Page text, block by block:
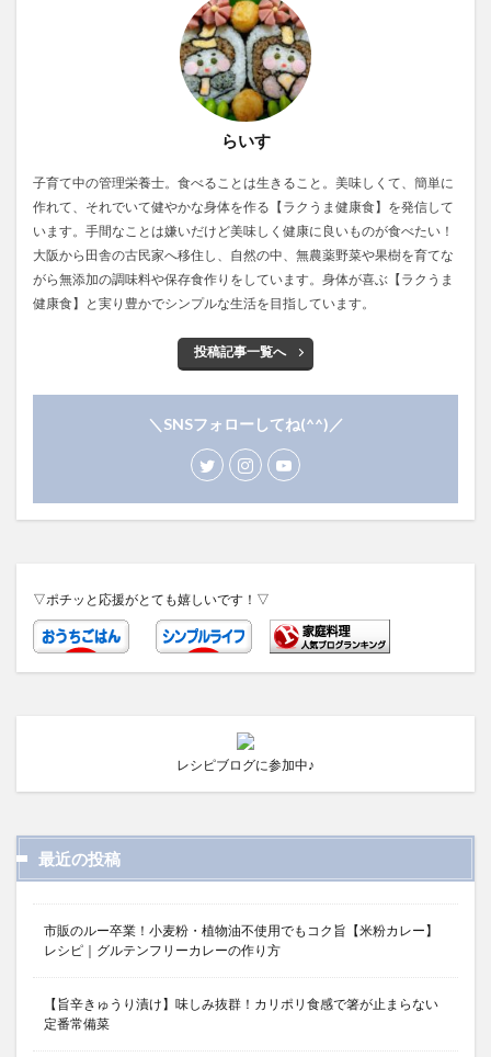
らいす
子育て中の管理栄養士。食べることは生きること。美味しくて、簡単に
作れて、それでいて健やかな身体を作る【ラクうま健康食】を発信して
います。手間なことは嫌いだけど美味しく健康に良いものが食べたい！
大阪から田舎の古民家へ移住し、自然の中、無農薬野菜や果樹を育てな
がら無添加の調味料や保存食作りをしています。身体が喜ぶ【ラクうま
健康食】と実り豊かでシンプルな生活を目指しています。
投稿記事一覧へ
＼SNSフォローしてね(^^)／
▽ポチッと応援がとても嬉しいです！▽
レシピブログに参加中♪
最近の投稿
市販のルー卒業！小麦粉・植物油不使用でもコク旨【米粉カレー】
レシピ｜グルテンフリーカレーの作り方
【旨辛きゅうり漬け】味しみ抜群！カリポリ食感で箸が止まらない
定番常備菜